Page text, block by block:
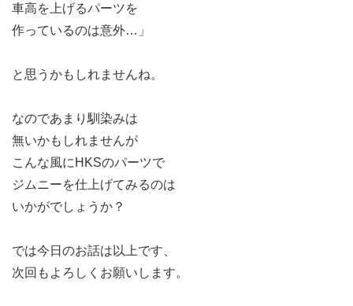
車高を上げるパーツを
作っているのは意外…」
と思うかもしれませんね。
なのであまり馴染みは
無いかもしれませんが
こんな風にHKSのパーツで
ジムニーを仕上げてみるのは
いかがでしょうか？
では今日のお話は以上です、
次回もよろしくお願いします。